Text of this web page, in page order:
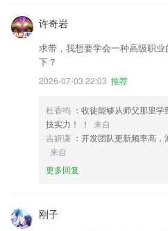
许奇岩
求带，我想要学会一种高级职
下？
2026-07-03 22:03 推荐
杜香鸣 ：收徒能够从师父那里
技实力！ ！
来自
吉妍谦 ：开发团队更新频率高
来自
更多回复
刚子